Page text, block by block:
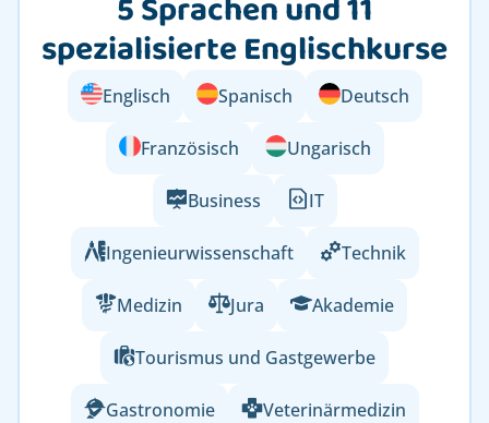
5 Sprachen und 11
spezialisierte Englischkurse
Englisch Spanisch Deutsch
Französisch Ungarisch
Business IT
Ingenieurwissenschaft Technik
Medizin Jura Akademie
Tourismus und Gastgewerbe
Gastronomie Veterinärmedizin